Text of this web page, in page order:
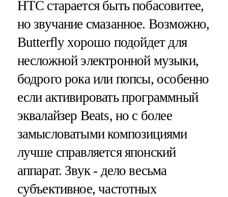
HTC старается быть побасовитее,
но звучание смазанное. Возможно,
Butterfly хорошо подойдет для
несложной электронной музыки,
бодрого рока или попсы, особенно
если активировать программный
эквалайзер Beats, но с более
замысловатыми композициями
лучше справляется японский
аппарат. Звук - дело весьма
субъективное, частотных